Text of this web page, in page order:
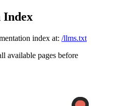
Index
index at: /llms.txt
available pages before